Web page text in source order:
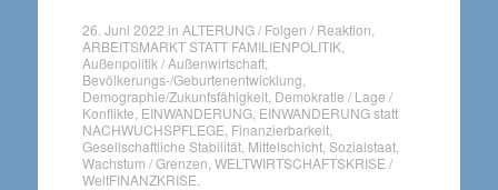
26. Juni 2022 in ALTERUNG / Folgen / Reaktion
ARBEITSMARKT STATT FAMILIENPOLITIK,
Außenpolitik / Außenwirtschaft,
Bevölkerungs-/Geburtenentwicklung
Demographie/Zukunfsfähigkeit, Demokratie / Lage /
Konflikte EINWANDERUNG, EINWANDERUNG statt
NACHWUCHSPFLEGE Finanzierbarkeit,
Gesellschaftliche Stabilität, Mittelschicht, Sozialstaat,
Wachstum / Grenzen WELTWIRTSCHAFTSKRISE /
WeltFINANZKRISE